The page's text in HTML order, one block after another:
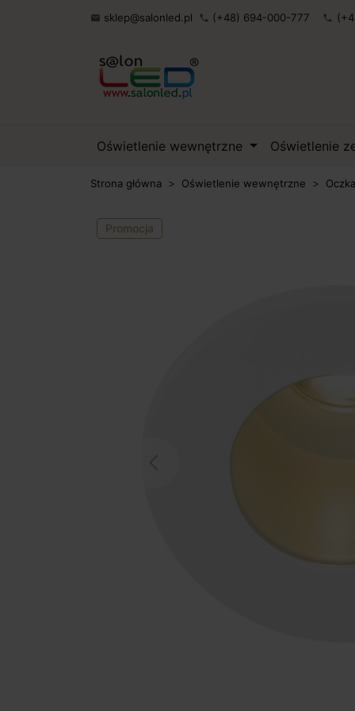
 sklep@salonled.pl phone (+48) 694-000-777 phone
Oświetlenie wewnętrzne Oświetlenie
Strona główna Oświetlenie wewnętrzne
Promocja